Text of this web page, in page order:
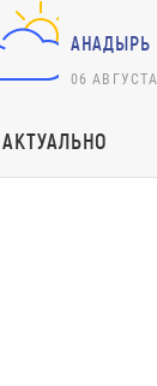
АНАДЫРЬ
06 АВГУСТА
АКТУАЛЬНО